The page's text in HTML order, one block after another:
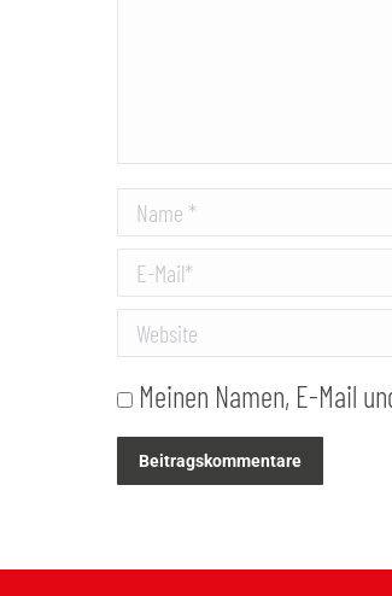
Name *
E-Mail *
Website
Meinen Namen, E-Mail
Beitragskommentare